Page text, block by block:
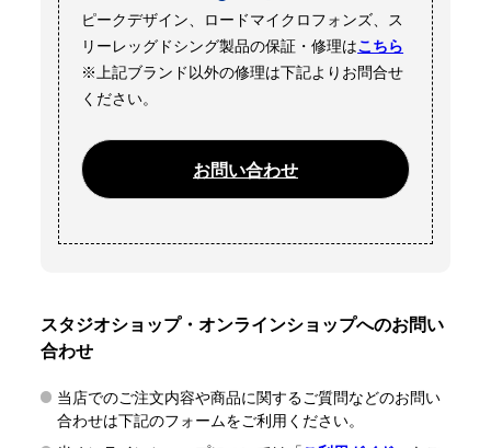
ピークデザイン、ロードマイクロフォンズ、ス
リーレッグドシング製品の保証・修理はこちら
※上記ブランド以外の修理は下記よりお問合せ
ください。
お問い合わせ
スタジオショップ・オンラインショップへのお問い
合わせ
当店でのご注文内容や商品に関するご質問などのお問い
合わせは下記のフォームをご利用ください。